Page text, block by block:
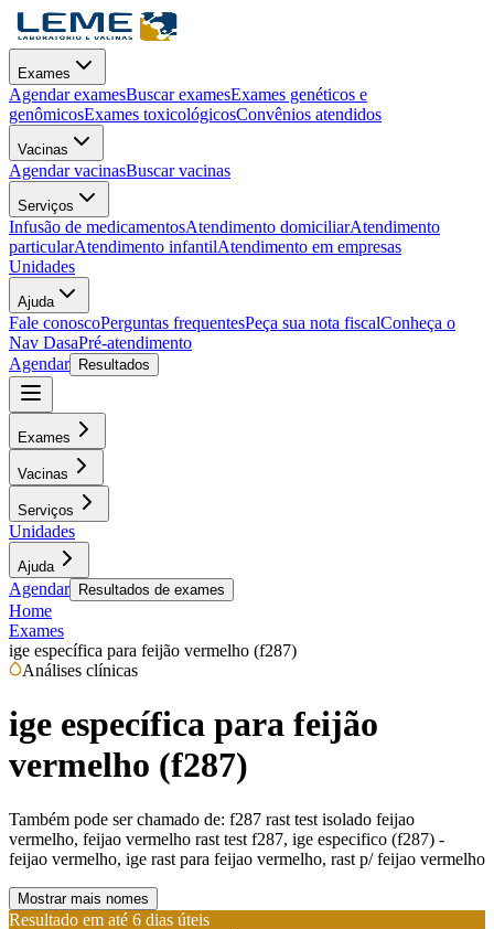
Exames
Agendar examesBuscar examesExames genéticos e
genômicosExames toxicológicosConvênios atendidos
Vacinas
Agendar vacinasBuscar vacinas
Serviços
Infusão de medicamentosAtendimento domiciliarAtendimento
particularAtendimento infantilAtendimento em empresas
Unidades
Ajuda
Fale conoscoPerguntas frequentesPeça sua nota fiscalConheça o
Nav DasaPré-atendimento
Agendar
Resultados
Exames
Vacinas
Serviços
Unidades
Ajuda
Agendar Resultados de exames
Home
Exames
ige específica para feijão vermelho (f287)
Análises clínicas
ige específica para feijão
vermelho (f287)
Também pode ser chamado de: f287 rast test isolado feijao
vermelho, feijao vermelho rast test f287, ige especifico (f287) -
feijao vermelho, ige rast para feijao vermelho, rast p/ feijao vermelho
Mostrar mais nomes
Resultado em até 6 dias úteis